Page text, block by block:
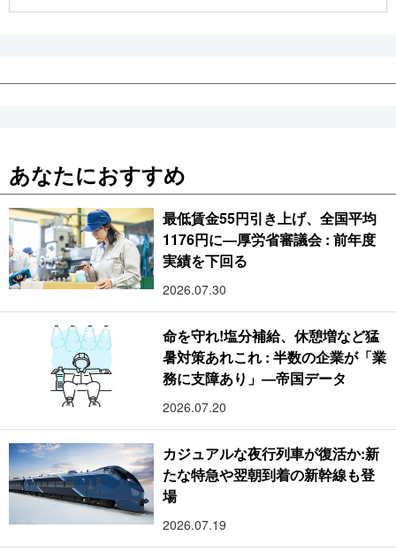
公式SNS
あなたにおすすめ
最低賃金55円引き上げ、全国平均
1176円に―厚労省審議会 : 前年度
実績を下回る
2026.07.30
命を守れ!塩分補給、休憩増など猛
暑対策あれこれ : 半数の企業が「業
務に支障あり」―帝国データ
2026.07.20
カジュアルな夜行列車が復活か:新
たな特急や翌朝到着の新幹線も登
場
2026.07.19